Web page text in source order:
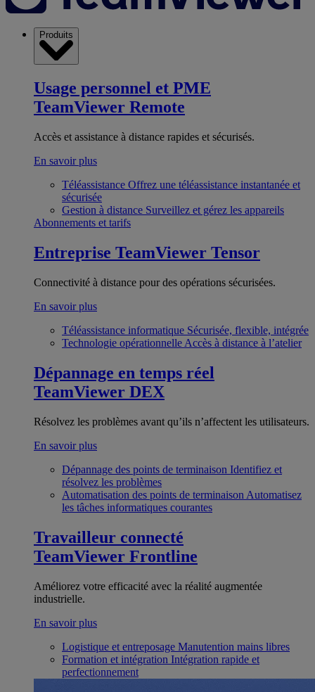
Produits
Usage personnel et PME
TeamViewer Remote
Accès et assistance à distance rapides et sécurisés.
En savoir plus
Téléassistance Offrez une téléassistance instantanée et
sécurisée
Gestion à distance Surveillez et gérez les appareils
Abonnements et tarifs
Entreprise TeamViewer Tensor
Connectivité à distance pour des opérations sécurisées.
En savoir plus
Téléassistance informatique Sécurisée, flexible, intégrée
Technologie opérationnelle Accès à distance à l’atelier
Dépannage en temps réel
TeamViewer DEX
Résolvez les problèmes avant qu’ils n’affectent les utilisateurs.
En savoir plus
Dépannage des points de terminaison Identifiez et
résolvez les problèmes
Automatisation des points de terminaison Automatisez
les tâches informatiques courantes
Travailleur connecté
TeamViewer Frontline
Améliorez votre efficacité avec la réalité augmentée
industrielle.
En savoir plus
Logistique et entreposage Manutention mains libres
Formation et intégration Intégration rapide et
perfectionnement